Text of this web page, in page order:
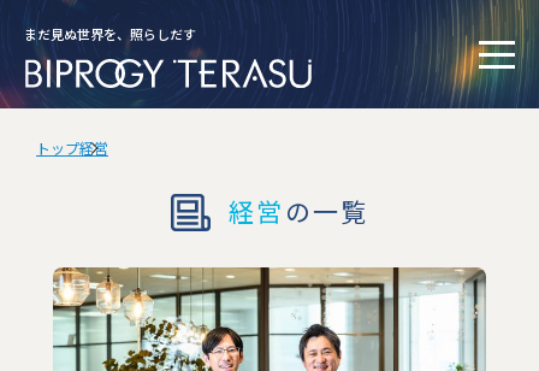
まだ見ぬ世界を、照らしだす
トップ経営
経営 の一覧